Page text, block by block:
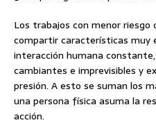
Los trabajos con menor
compartir características muy
interacción humana
cambiantes e imprevisibles y
presión. A esto se suman los
una persona física asuma la
acción.